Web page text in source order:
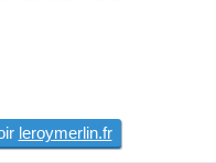
leroymerlin.fr